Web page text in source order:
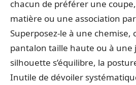
chacun de préférer une
matière ou une association
Superposez-le à une chemise,
pantalon taille haute ou à une
silhouette s’équilibre, la
Inutile de dévoiler